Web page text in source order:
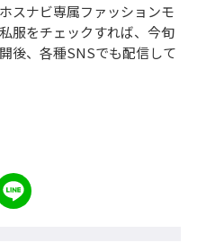
スナビ専属ファッションモ
服をチェックすれば、今旬
後、各種SNSでも配信して